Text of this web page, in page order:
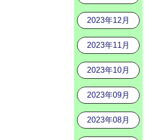
2023年12月
2023年11月
2023年10月
2023年09月
2023年08月